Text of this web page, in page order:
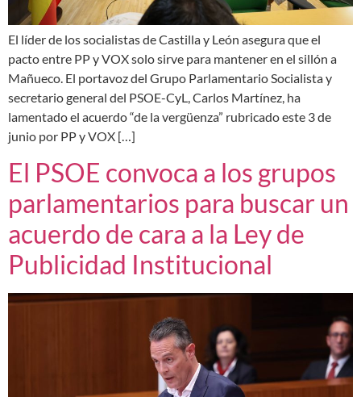
El líder de los socialistas de Castilla y León asegura que el
pacto entre PP y VOX solo sirve para mantener en el sillón a
Mañueco. El portavoz del Grupo Parlamentario Socialista y
secretario general del PSOE-CyL, Carlos Martínez, ha
lamentado el acuerdo “de la vergüenza” rubricado este 3 de
junio por PP y VOX […]
El PSOE convoca a los grupos
parlamentarios para buscar un
acuerdo de cara a la Ley de
Publicidad Institucional